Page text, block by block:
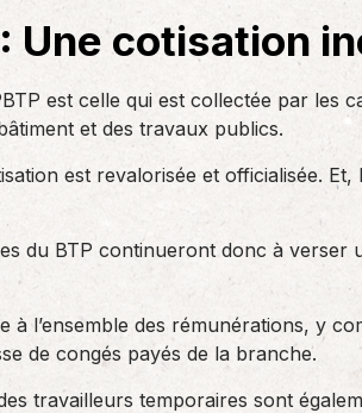
ou…
AS
Une cotisation
est celle qui est collectée par les
et des travaux publics.
est revalorisée et officialisée.
du BTP continueront donc à verser
à l’ensemble des rémunérations, y
de congés payés de la branche.
travailleurs temporaires sont